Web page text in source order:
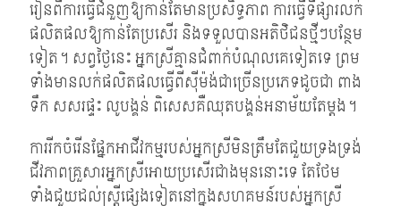
រៀនពីការធ្វើជំនួញឱ្យកាន់តែមានប្រសិទ្ធភាព ការធ្វើទីផ្សារលក់
ផលិតផលឱ្យកាន់តែប្រសើរ និងទទួលបានអតិថិជនថ្មីៗបន្ថែម
ទៀត។ សព្វថ្ងៃនេះ អ្នកស្រីគ្មានជំពាក់បំណុលគេទៀតទេ ព្រម
ទាំងមានលក់ផលិតផលធ្វើពីស៊ីម៉ង់ជាច្រើនប្រភេទដូចជា ពាង
ទឹក សសរផ្ទះ លូបង្គន់ ពិសេសគឺឈុតបង្គន់អនាម័យតែម្តង។
ការរីកចំរើនផ្នែកអាជីវកម្មរបស់អ្នកស្រីមិនត្រឹមតែជួយទ្រងទ្រង់
ជីវភាពគ្រួសារអ្នកស្រីអោយប្រសើរជាងមុននោះទេ តែថែម
ទាំងជួយដល់ស្ត្រីផ្សេងទៀតនៅក្នុងសហគមន៍របស់អ្នកស្រី